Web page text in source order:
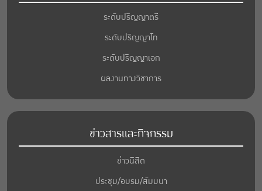
ระดับปริญญาตรี
ระดับปริญญาโท
ระดับปริญญาเอก
ผลงานทางวิชาการ
ข่าวสารและกิจกรรม
ข่าวนิสิต
ประชุม/อบรม/สัมมนา